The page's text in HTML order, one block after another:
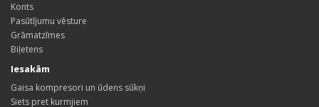
Konts
Pasūtījumu vēsture
Grāmatzīmes
Biļetens
Iesakām
Gaisa kompresori un ūdens sūkņi
Siets pret kurmjiem